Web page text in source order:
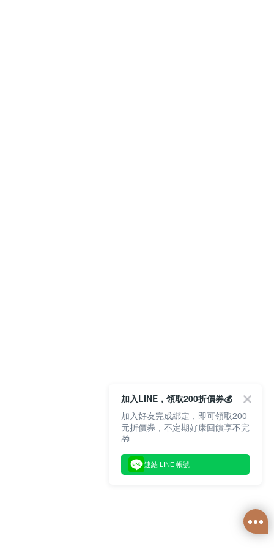
加入LINE，領取200折價券💰
加入好友完成綁定，即可領取200
元折價券，不定期好康回饋享不完
🎁
連結 LINE 帳號